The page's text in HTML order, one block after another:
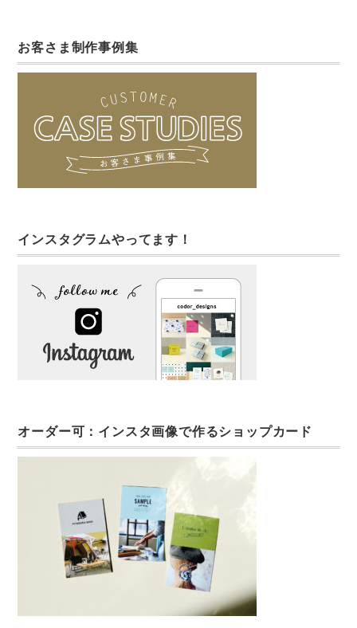
お客さま制作事例集
インスタグラムやってます！
オーダー可：インスタ画像で作るショップカード